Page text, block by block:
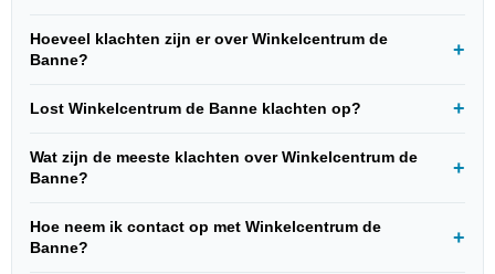
Hoeveel klachten zijn er over Winkelcentrum de
Banne?
Lost Winkelcentrum de Banne klachten op?
Wat zijn de meeste klachten over Winkelcentrum de
Banne?
Hoe neem ik contact op met Winkelcentrum de
Banne?